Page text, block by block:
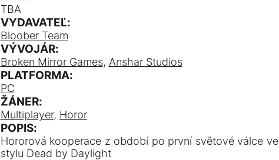
TBA
VYDAVATEĽ:
Bloober Team
VÝVOJÁR:
Broken Mirror Games, Anshar Studios
PLATFORMA:
PC
ŽÁNER:
Multiplayer, Horor
POPIS:
Hororová kooperace z období po první světové válce ve
stylu Dead by Daylight